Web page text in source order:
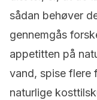
sådan behøver
gennemgås
appetitten på
vand, spise flere
naturlige